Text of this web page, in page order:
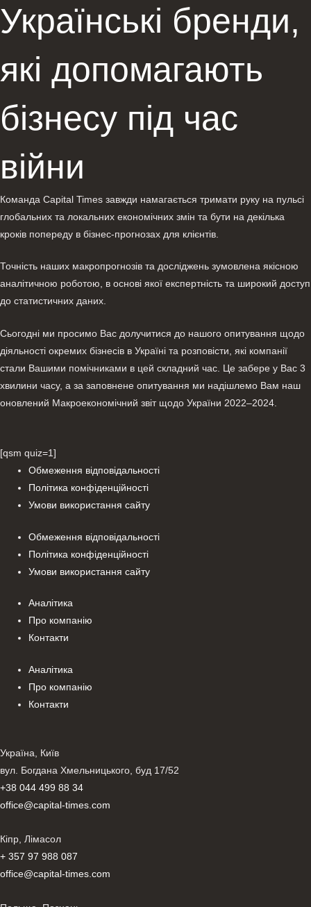
Українські бренди,
які допомагають
бізнесу під час
війни
Команда Capital Times завжди намагається тримати руку на пульсі
глобальних та локальних економічних змін та бути на декілька
кроків попереду в бізнес-прогнозах для клієнтів.
Точність наших макропрогнозів та досліджень зумовлена якісною
аналітичною роботою, в основі якої експертність та широкий доступ
до статистичних даних.
Сьогодні ми просимо Вас долучитися до нашого опитування щодо
діяльності окремих бізнесів в Україні та розповісти, які компанії
стали Вашими помічниками в цей складний час. Це забере у Вас 3
хвилини часу, а за заповнене опитування ми надішлемо Вам наш
оновлений Макроекономічний звіт щодо України 2022–2024.
[qsm quiz=1]
Обмеження відповідальності
Політика конфіденційності
Умови використання сайту
Обмеження відповідальності
Політика конфіденційності
Умови використання сайту
Аналітика
Про компанію
Контакти
Аналітика
Про компанію
Контакти
Україна, Київ
вул. Богдана Хмельницького, буд 17/52
+38 044 499 88 34
office@capital-times.com
Кіпр, Лімасол
+ 357 97 988 087
office@capital-times.com